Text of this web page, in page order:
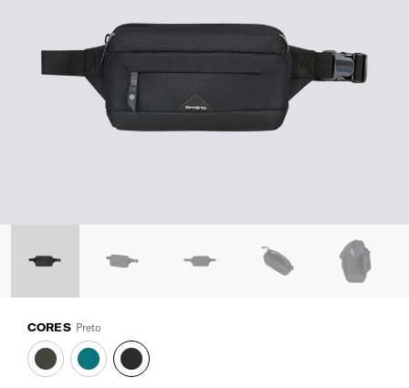
CORES Preto